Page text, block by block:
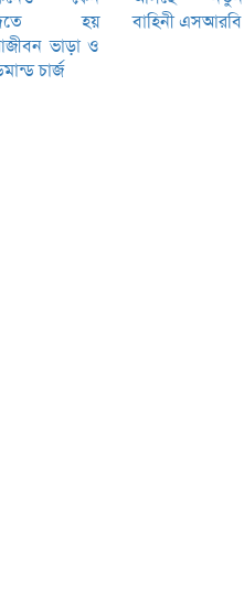
হয়
ভাড়া ও
চার্জ
বাহিনী এসআরবি